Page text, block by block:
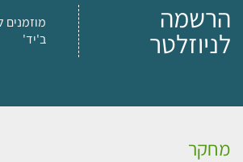
הרשמה
לניוזלטר
ב'יד'
מחקר